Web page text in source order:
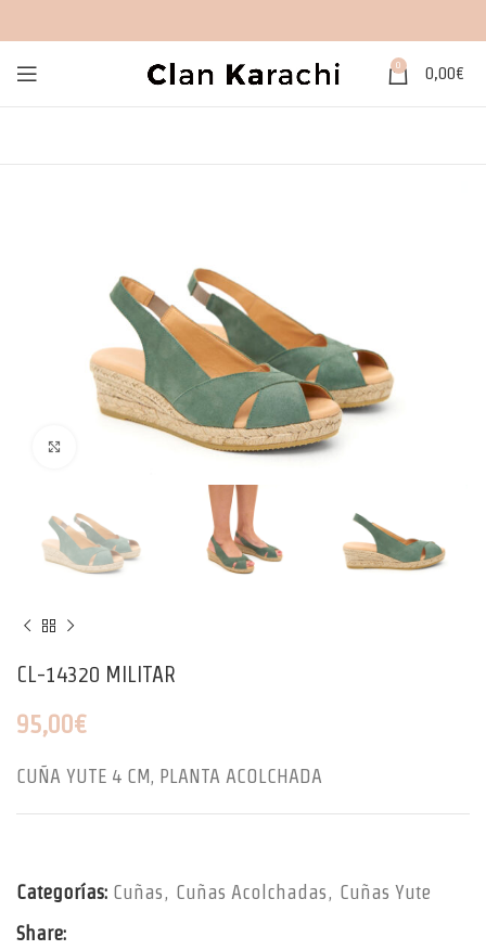
0 0,00€
CL-14320 MILITAR
95,00€
CUÑA YUTE 4 CM, PLANTA ACOLCHADA
Categorías: Cuñas, Cuñas Acolchadas, Cuñas Yute
Share: